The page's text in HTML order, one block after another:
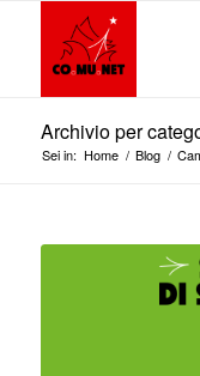
Archivio per
Sei in: Home / Blog /